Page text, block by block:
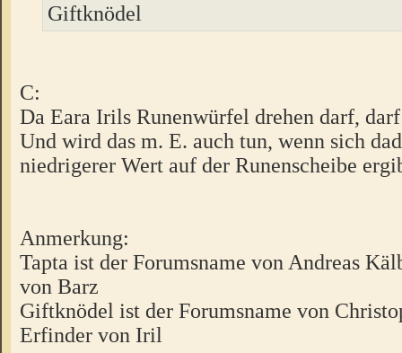
Giftknödel
C:
Da Eara Irils Runenwürfel drehen darf,
Und wird das m. E. auch tun, wenn sich
niedrigerer Wert auf der Runenscheibe
Anmerkung:
Tapta ist der Forumsname von Andreas
von Barz
Giftknödel ist der Forumsname von
Erfinder von Iril